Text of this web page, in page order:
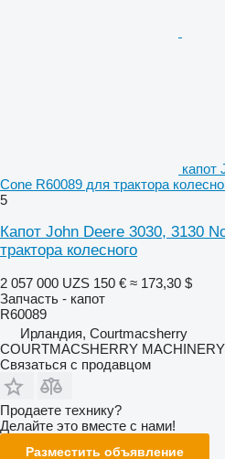
капот
Cone R60089 для трактора
5
Капот John Deere 3030, 3130
трактора колесного
2 057 000 UZS 150 € ≈ 173,30 $
Запчасть - капот
R60089
Ирландия, Courtmacsherry
COURTMACSHERRY
Связаться с продавцом
Продаете технику?
Делайте это вместе с нами!
Разместить объявление